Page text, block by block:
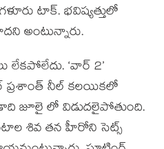
టాక్. భవిష్యత్తులో
అంటున్నారు.
లేకపోలేదు. ‘వార్ 2’
ప్రశాంత్ నీల్ కలయికలో
ఏడాది జూలై లో విడుదలైపోతుంది.
శివ తన హీరోని సెట్స్